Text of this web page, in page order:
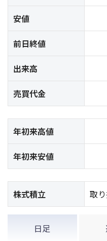
安値
前日終値
出来高
売買代金
年初来高値
年初来安値
株式積立 取
日足